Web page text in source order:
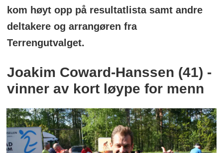
kom høyt opp på resultatlista samt andre
deltakere og arrangøren fra
Terrengutvalget.
Joakim Coward-Hanssen (41) -
vinner av kort løype for menn